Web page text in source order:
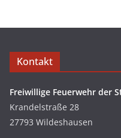
Kontakt
Freiwillige Feuerwehr der
Krandelstraße 28
27793 Wildeshausen